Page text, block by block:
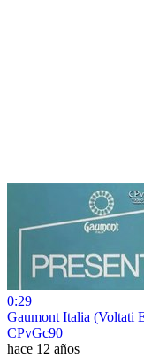
0:29
Gaumont Italia (Voltati
CPvGc90
hace 12 años